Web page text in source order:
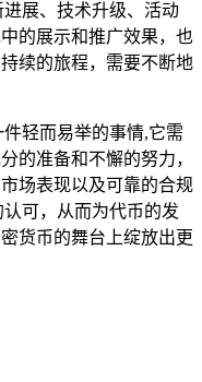
展、技术升级、活动
的展示和推广效果，也
续的旅程，需要不断地
轻而易举的事情,它需
的准备和不懈的努力，
场表现以及可靠的合规
可，从而为代币的发
货币的舞台上绽放出更